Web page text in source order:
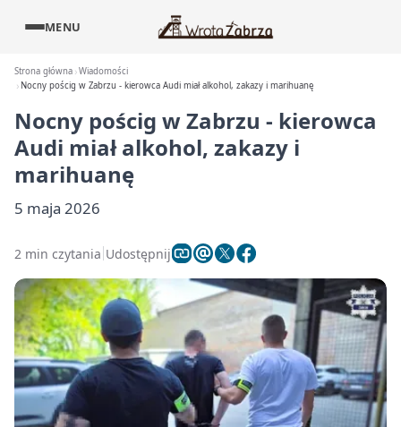
MENU
Strona główna Wiadomości
Nocny pościg w Zabrzu - kierowca Audi miał alkohol, zakazy i marihuanę
Nocny pościg w Zabrzu - kierowca
Audi miał alkohol, zakazy i
marihuanę
5 maja 2026
2 min czytania Udostępnij